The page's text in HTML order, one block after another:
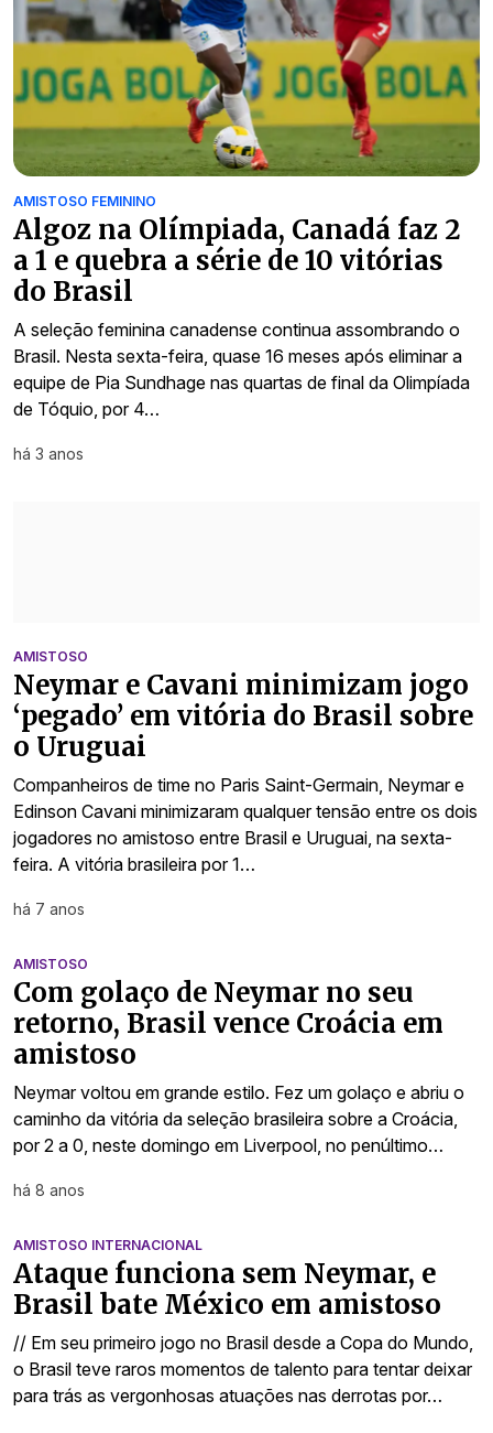
AMISTOSO FEMININO
Algoz na Olímpiada, Canadá faz 2
a 1 e quebra a série de 10 vitórias
do Brasil
A seleção feminina canadense continua assombrando o
Brasil. Nesta sexta-feira, quase 16 meses após eliminar a
equipe de Pia Sundhage nas quartas de final da Olimpíada
de Tóquio, por 4…
há 3 anos
AMISTOSO
Neymar e Cavani minimizam jogo
‘pegado’ em vitória do Brasil sobre
o Uruguai
Companheiros de time no Paris Saint-Germain, Neymar e
Edinson Cavani minimizaram qualquer tensão entre os dois
jogadores no amistoso entre Brasil e Uruguai, na sexta-
feira. A vitória brasileira por 1…
há 7 anos
AMISTOSO
Com golaço de Neymar no seu
retorno, Brasil vence Croácia em
amistoso
Neymar voltou em grande estilo. Fez um golaço e abriu o
caminho da vitória da seleção brasileira sobre a Croácia,
por 2 a 0, neste domingo em Liverpool, no penúltimo…
há 8 anos
AMISTOSO INTERNACIONAL
Ataque funciona sem Neymar, e
Brasil bate México em amistoso
// Em seu primeiro jogo no Brasil desde a Copa do Mundo,
o Brasil teve raros momentos de talento para tentar deixar
para trás as vergonhosas atuações nas derrotas por…